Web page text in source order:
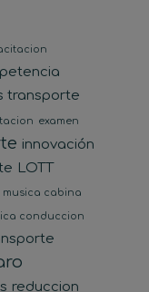
transporte
examen
innovación
LOTT
musica cabina
conduccion
reduccion